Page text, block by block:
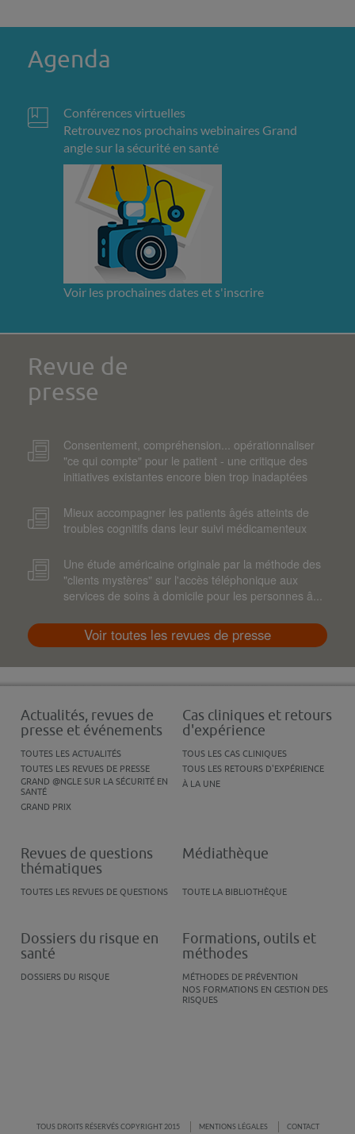
Agenda
Conférences virtuelles
Retrouvez nos prochains webinaires Grand
angle sur la sécurité en santé
Voir les prochaines dates et s'inscrire
Revue de
presse
Consentement, compréhension... opérationnaliser
"ce qui compte" pour le patient - une critique des
initiatives existantes encore bien trop inadaptées
Mieux accompagner les patients âgés atteints de
troubles cognitifs dans leur suivi médicamenteux
Une étude américaine originale par la méthode des
"clients mystères" sur l'accès téléphonique aux
services de soins à domicile pour les personnes â...
Voir toutes les revues de presse
Actualités, revues de
presse et événements
TOUTES LES ACTUALITÉS
TOUTES LES REVUES DE PRESSE
GRAND @NGLE SUR LA SÉCURITÉ EN
SANTÉ
GRAND PRIX
Cas cliniques et retours
d'expérience
TOUS LES CAS CLINIQUES
TOUS LES RETOURS D'EXPÉRIENCE
À LA UNE
Revues de questions
thématiques
TOUTES LES REVUES DE QUESTIONS
Médiathèque
TOUTE LA BIBLIOTHÈQUE
Dossiers du risque en
santé
DOSSIERS DU RISQUE
Formations, outils et
méthodes
MÉTHODES DE PRÉVENTION
NOS FORMATIONS EN GESTION DES
RISQUES
TOUS DROITS RÉSERVÉS COPYRIGHT 2015 MENTIONS LÉGALES CONTACT